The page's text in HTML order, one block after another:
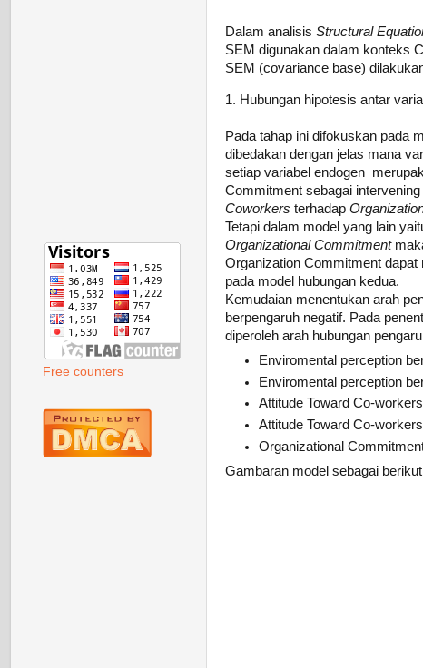
Dalam analisis Structural
SEM digunakan dalam konteks
SEM (covariance base)
1. Hubungan hipotesis antar
Pada tahap ini difokuskan pada
dibedakan dengan jelas mana
setiap variabel endogen
Commitment sebagai
Coworkers terhadap
Tetapi dalam model yang lain
Organizational Commitment
Organization Commitment dapat
pada model hubungan kedua.
Kemudaian menentukan arah
berpengaruh negatif. Pada
diperoleh arah hubungan
Enviromental perception
Enviromental perception
Attitude Toward Co-
Attitude Toward Co-
Organizational
Gambaran model sebagai
Free counters